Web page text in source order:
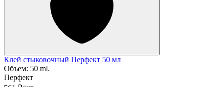
Клей стыковочный Перфект 50 мл
Объем: 50 ml.
Перфект